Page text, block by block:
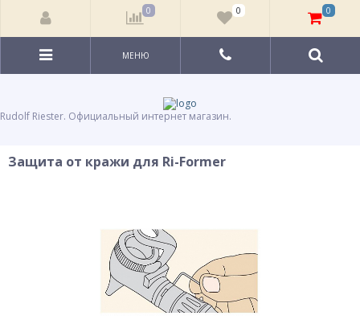
Rudolf Riester. Официальный интернет магазин.
МЕНЮ
Защита от кражи для Ri-Former
0 0 0